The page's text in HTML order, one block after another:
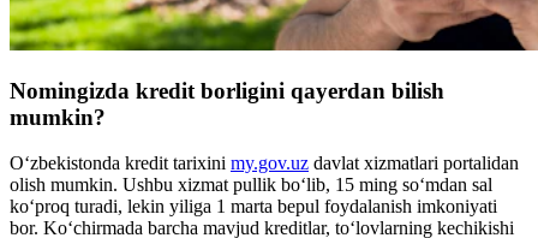
Nomingizda kredit borligini qayerdan bilish
mumkin?
O‘zbekistonda kredit tarixini my.gov.uz davlat xizmatlari portalidan
olish mumkin. Ushbu xizmat pullik bo‘lib, 15 ming so‘mdan sal
ko‘proq turadi, lekin yiliga 1 marta bepul foydalanish imkoniyati
bor. Ko‘chirmada barcha mavjud kreditlar, to‘lovlarning kechikishi